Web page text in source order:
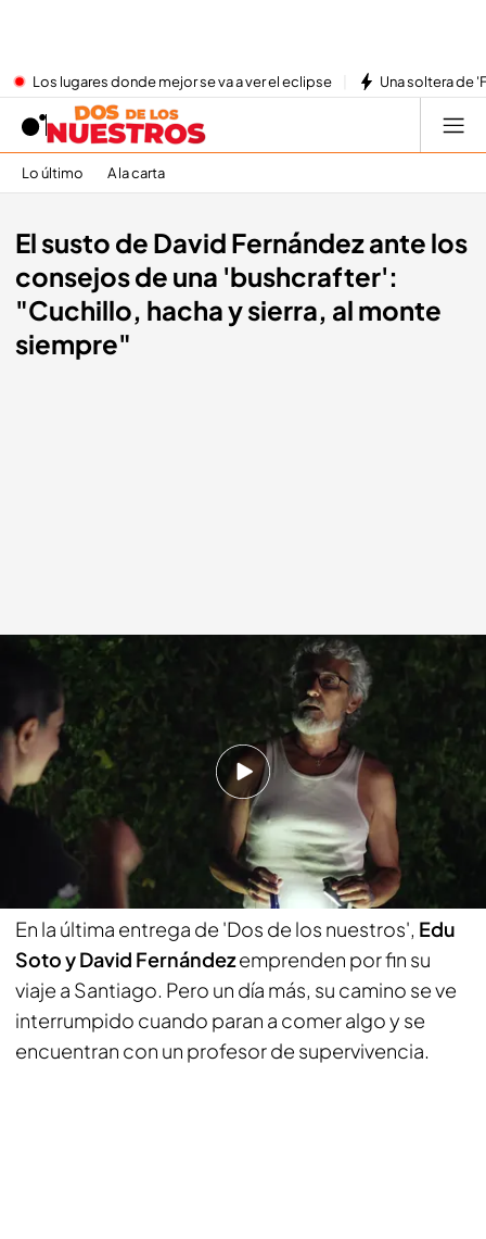
Los lugares donde mejor se va a ver el eclipse Una soltera de
Lo último A la carta
El susto de David Fernández ante los
consejos de una 'bushcrafter':
"Cuchillo, hacha y sierra, al monte
siempre"
'Dos de los nuestros' siguen los consejos de una 'bushcrafter'.
cuatro.com
08 SEP 2023 - 01:30h.
Todos los programas de 'Dos de los nuestros'
En la última entrega de 'Dos de los nuestros', Edu
Soto y David Fernándezemprenden por fin su
viaje a Santiago. Pero un día más, su camino se ve
interrumpido cuando paran a comer algo y se
encuentran con un profesor de supervivencia.